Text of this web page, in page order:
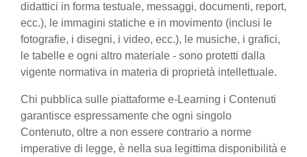
didattici in forma testuale, messaggi, documenti, report,
ecc.), le immagini statiche e in movimento (inclusi le
fotografie, i disegni, i video, ecc.), le musiche, i grafici,
le tabelle e ogni altro materiale - sono protetti dalla
vigente normativa in materia di proprietà intellettuale.
Chi pubblica sulle piattaforme e-Learning i Contenuti
garantisce espressamente che ogni singolo
Contenuto, oltre a non essere contrario a norme
imperative di legge, è nella sua legittima disponibilità e